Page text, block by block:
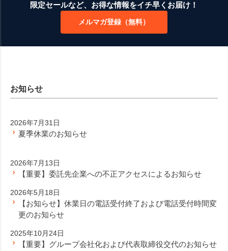
限定セールなど、お得な情報をイチ早くお届け！
メルマガ登録（無料）
お知らせ
2026年7月31日
夏季休業のお知らせ
2026年7月13日
【重要】委託先企業への不正アクセスによるお知らせ
2026年5月18日
【お知らせ】休業日の電話受付終了および電話受付時間変
更のお知らせ
2025年10月24日
【重要】グループ会社化および代表取締役交代のお知らせ